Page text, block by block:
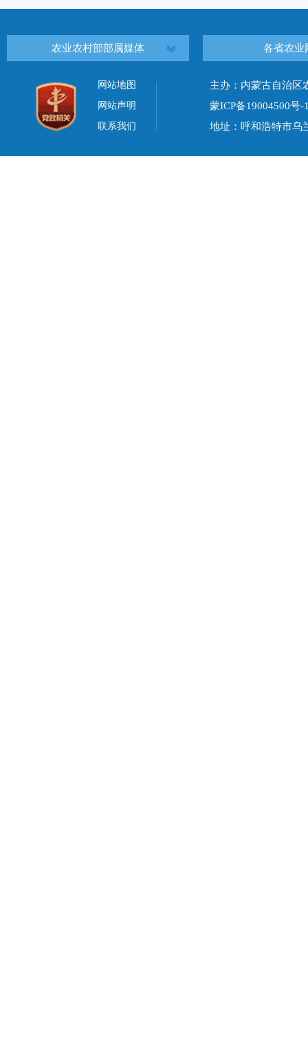
农业农村部部属媒体 各省农业
网站地图
网站声明
联系我们
主办：内蒙古自治
蒙ICP备19004500号-
地址：呼和浩特市